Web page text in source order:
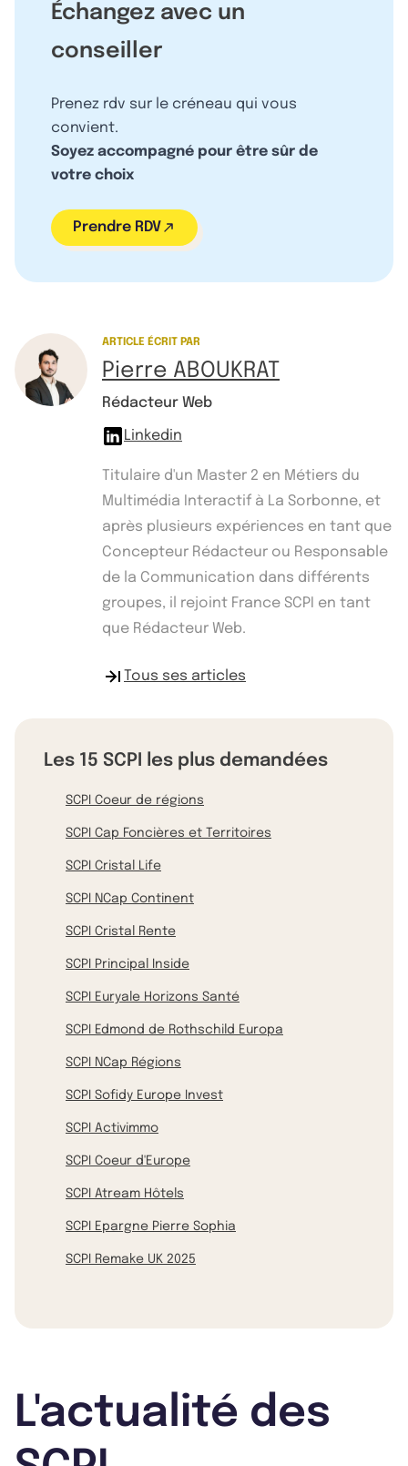
Échangez avec un
conseiller
Prenez rdv sur le créneau qui vous
convient.
Soyez accompagné pour être sûr de
votre choix
Prendre RDV
ARTICLE ÉCRIT PAR
Pierre ABOUKRAT
Rédacteur Web
Linkedin
Titulaire d'un Master 2 en Métiers du
Multimédia Interactif à La Sorbonne, et
après plusieurs expériences en tant que
Concepteur Rédacteur ou Responsable
de la Communication dans différents
groupes, il rejoint France SCPI en tant
que Rédacteur Web.
Tous ses articles
Les 15 SCPI les plus demandées
SCPI Coeur de régions
SCPI Cap Foncières et Territoires
SCPI Cristal Life
SCPI NCap Continent
SCPI Cristal Rente
SCPI Principal Inside
SCPI Euryale Horizons Santé
SCPI Edmond de Rothschild Europa
SCPI NCap Régions
SCPI Sofidy Europe Invest
SCPI Activimmo
SCPI Coeur d'Europe
SCPI Atream Hôtels
SCPI Epargne Pierre Sophia
SCPI Remake UK 2025
L'actualité des